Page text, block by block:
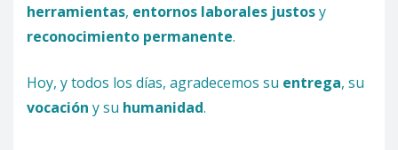
herramientas, entornos laborales justosy
reconocimiento permanente.
Hoy, y todos los días, agradecemos su entrega, su
vocación y su humanidad.